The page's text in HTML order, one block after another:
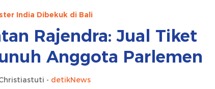
India Dibekuk di Bali
Rajendra: Jual Tiket
Anggota Parlemen
- detikNews